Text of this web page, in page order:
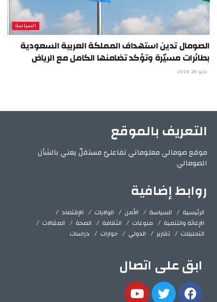
السياسة
الصومال تدين استهداف المملكة العربية السعودية
بطائرات مسيّرة وتؤكد تضامنها الكامل مع الرياض
مايو 18, 2026
التعريف بالموقع
موقع صومالي معلوماتي تفاعليّ مستقلّ يعني بالشأن
الصومالي
روابط إضافية
الرئيسية السياسة الأمن الولايات
الإقتصاد
الإغاثة والتنمية
منوعات الثقافة الصحة
المقالات
التحليلات
تقارير الدولي حوارات دراسات
ابق على اتصال